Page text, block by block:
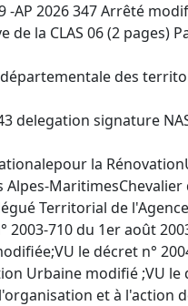
-AP 2026 347 Arrêté
de la CLAS 06 (2 pages)
des
delegation signature
la
Alpes-
Territorial de
2003-710 du 1er août
le décret n°
Urbaine modifié ;VU
et à l'action